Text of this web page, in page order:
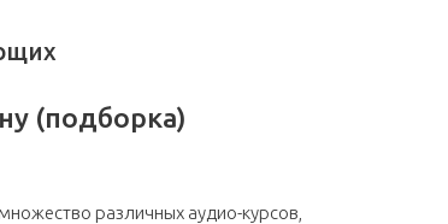
(подборка)
различных аудио-курсов,